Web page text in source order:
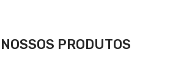
PRODUTOS